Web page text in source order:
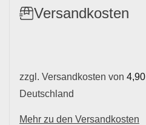
Versandkosten
zzgl. Versandkosten von 4,90
Deutschland
Mehr zu den Versandkosten